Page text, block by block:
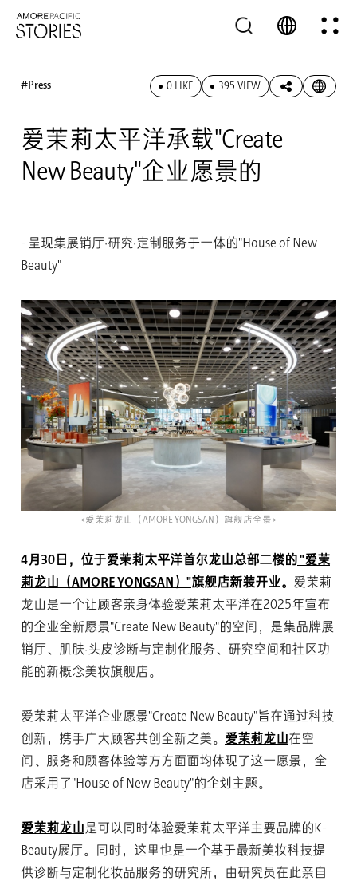
#Press 0 LIKE 395 VIEW
爱茉莉太平洋承载"Create
New Beauty"企业愿景的
- 呈现集展销厅·研究·定制服务于一体的"House of New
Beauty"
<爱茉莉龙山（AMORE YONGSAN）旗舰店全景>
4月30日，位于爱茉莉太平洋首尔龙山总部二楼的"爱茉
莉龙山（AMORE YONGSAN）"旗舰店新装开业。 爱茉莉
龙山是一个让顾客亲身体验爱茉莉太平洋在2025年宣布
的企业全新愿景"Create New Beauty"的空间，是集品牌展
销厅、肌肤·头皮诊断与定制化服务、研究空间和社区功
能的新概念美妆旗舰店。
爱茉莉太平洋企业愿景"Create New Beauty"旨在通过科技
创新，携手广大顾客共创全新之美。 爱茉莉龙山 在空
间、服务和顾客体验等方方面面均体现了这一愿景，全
店采用了"House of New Beauty"的企划主题。
爱茉莉龙山 是可以同时体验爱茉莉太平洋主要品牌的K-
Beauty展厅。同时，这里也是一个基于最新美妆科技提
供诊断与定制化妆品服务的研究所，由研究员在此亲自